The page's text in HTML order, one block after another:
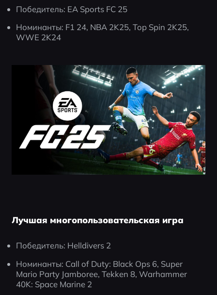
Победитель: EA Sports FC 25
Номинанты: F1 24, NBA 2K25, Top Spin 2K25,
WWE 2K24
Лучшая многопользовательская игра
Победитель: Helldivers 2
Номинанты: Call of Duty: Black Ops 6, Super
Mario Party Jamboree, Tekken 8, Warhammer
40K: Space Marine 2